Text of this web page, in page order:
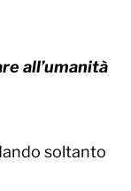
all’umanità
soltanto